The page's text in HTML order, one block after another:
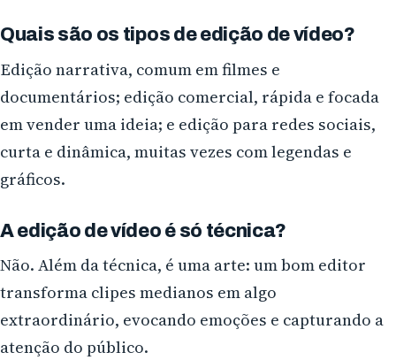
Quais são os tipos de edição de vídeo?
Edição narrativa, comum em filmes e
documentários; edição comercial, rápida e focada
em vender uma ideia; e edição para redes sociais,
curta e dinâmica, muitas vezes com legendas e
gráficos.
A edição de vídeo é só técnica?
Não. Além da técnica, é uma arte: um bom editor
transforma clipes medianos em algo
extraordinário, evocando emoções e capturando a
atenção do público.